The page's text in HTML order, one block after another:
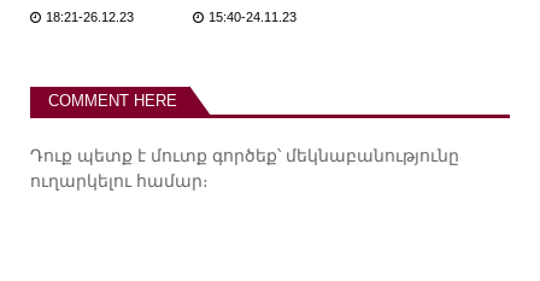
18:21-26.12.23 15:40-24.11.23
COMMENT HERE
Դուք պետք է մուտք գործեք՝ մեկնաբանությունը
ուղարկելու համար։